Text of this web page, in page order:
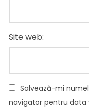
Site web:
Salvează-mi
navigator pentru data